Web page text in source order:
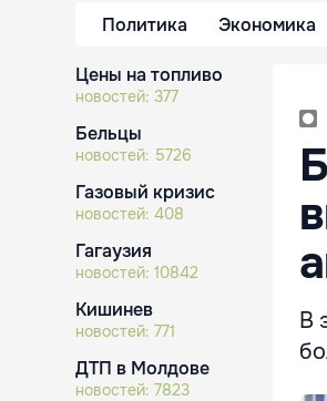
Политика Экономика
Цены на топливо
новостей: 377
Бельцы
новостей: 5726
Газовый кризис
новостей: 408
Гагаузия
новостей: 10842
Кишинев
новостей: 771
ДТП в Молдове
новостей: 7823
В